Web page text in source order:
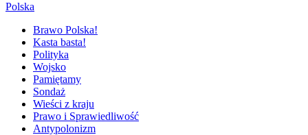
Polska
Brawo Polska!
Kasta basta!
Polityka
Wojsko
Pamiętamy
Sondaż
Wieści z kraju
Prawo i Sprawiedliwość
Antypolonizm